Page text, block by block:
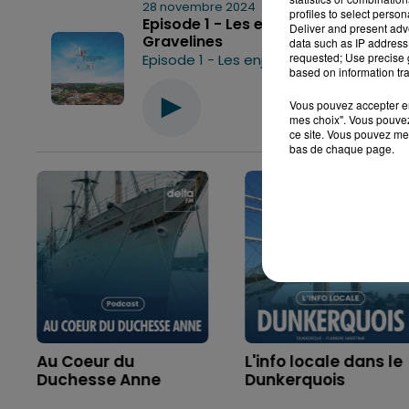
28 novembre 2024 - 10 min 18 sec
Episode 1 - Les enjeux du débat
Gravelines
Au Coeur du
Duchesse Anne
L'info locale dans le
Dunkerquois
profiles to select
Deliver and present
data such as IP
requested; Use precise
based on information
Vous pouvez accepter
mes choix". Vous
ce site. Vous pouvez
bas de chaque page.